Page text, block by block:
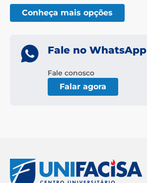
Conheça mais opções
Fale no WhatsApp
Fale conosco
Falar agora